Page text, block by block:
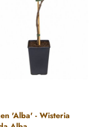
'Alba' - Wisteria